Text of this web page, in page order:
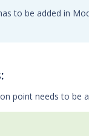
to be added in
point needs to be